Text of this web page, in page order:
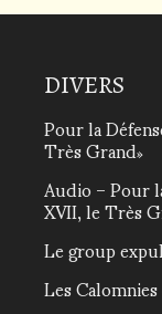
DIVERS
Pour la
Très Grand
Audio – Pour
XVII, le Très
Le group
Les